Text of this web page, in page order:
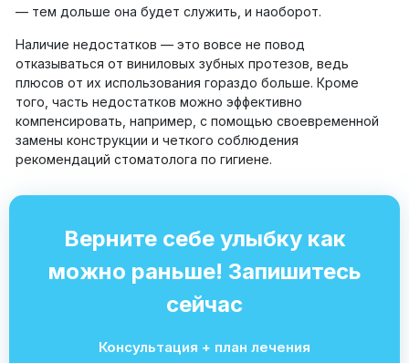
— тем дольше она будет служить, и наоборот.
Наличие недостатков — это вовсе не повод
отказываться от виниловых зубных протезов, ведь
плюсов от их использования гораздо больше. Кроме
того, часть недостатков можно эффективно
компенсировать, например, с помощью своевременной
замены конструкции и четкого соблюдения
рекомендаций стоматолога по гигиене.
Верните себе улыбку как
можно раньше! Запишитесь
сейчас
Консультация + план лечения